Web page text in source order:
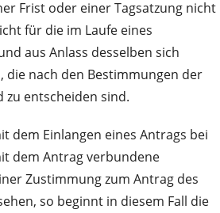
Frist oder einer Tagsatzung nicht
für die im Laufe eines
aus Anlass desselben sich
die nach den Bestimmungen der
zu entscheiden sind.
dem Einlangen eines Antrags bei
dem Antrag verbundene
Zustimmung zum Antrag des
so beginnt in diesem Fall die